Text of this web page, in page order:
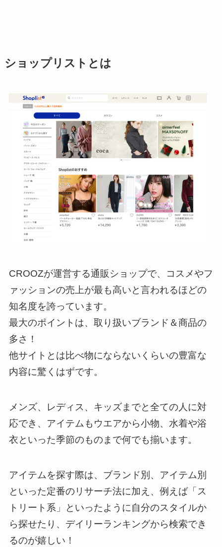
ショップリストとは
CROOZが運営する通販ショップで、コスメやフ
ァッションの売上が最も高いと言われるほどの
知名度を誇っています。
最大のポイントは、取り扱いブランド＆商品の
多さ！
他サイトとは比べ物にならないくらいの豊富な
内容に驚くはずです。
メンズ、レディス、キッズまでと全ての人に対
応でき、アイテムもウエアから小物、水着や浴
衣といった季節のものまで何でも揃います。
アイテムを探す際は、ブランド別、アイテム別
といった定番のリサーチ法に加え、例えば「ス
トリート系」といったように自分のスタイルか
ら探せたり、デイリーランキングから検索でき
るのが嬉しい！